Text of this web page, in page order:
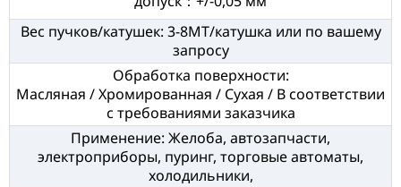
Вес пучков/катушек: 3-8MT/катушка или по вашему
запросу
Обработка поверхности:
Масляная / Хромированная / Сухая / В соответствии
с требованиями заказчика
Применение: Желоба, автозапчасти,
электроприборы, пуринг, торговые автоматы,
холодильники,